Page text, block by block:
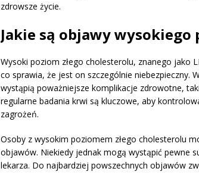
zdrowsze życie.
Jakie są objawy wysokiego
Wysoki poziom złego cholesterolu, znanego jako
co sprawia, że jest on szczególnie niebezpieczny.
wystąpią poważniejsze komplikacje zdrowotne,
regularne badania krwi są kluczowe, aby
zagrożeń.
Osoby z wysokim poziomem złego cholesterolu
objawów. Niekiedy jednak mogą wystąpić pewne
lekarza. Do najbardziej powszechnych objawów